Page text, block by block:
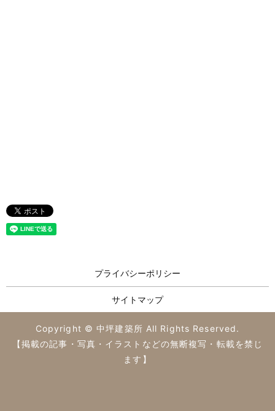
プライバシーポリシー
サイトマップ
Copyright © 中坪建築所 All Rights Reserved.
【掲載の記事・写真・イラストなどの無断複写・転載を禁じ
ます】